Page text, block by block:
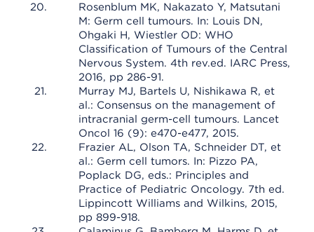
Rosenblum MK, Nakazato Y, Matsutani
M: Germ cell tumours. In: Louis DN,
Ohgaki H, Wiestler OD: WHO
Classification of Tumours of the Central
Nervous System. 4th rev.ed. IARC Press,
2016, pp 286-91.
Murray MJ, Bartels U, Nishikawa R, et
al.: Consensus on the management of
intracranial germ-cell tumours. Lancet
Oncol 16 (9): e470-e477, 2015.
Frazier AL, Olson TA, Schneider DT, et
al.: Germ cell tumors. In: Pizzo PA,
Poplack DG, eds.: Principles and
Practice of Pediatric Oncology. 7th ed.
Lippincott Williams and Wilkins, 2015,
pp 899-918.